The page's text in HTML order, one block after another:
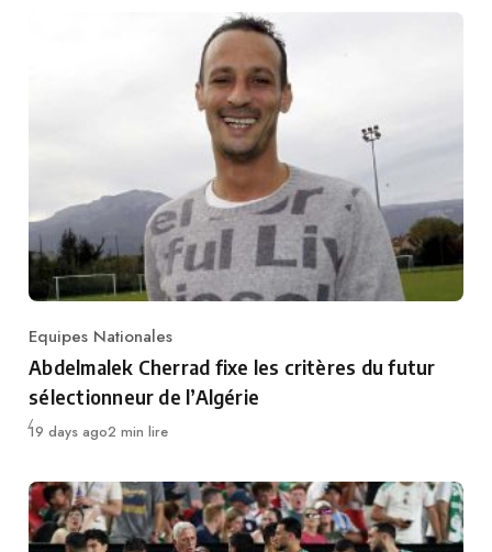
Category
Equipes Nationales
Abdelmalek Cherrad fixe les critères du futur
sélectionneur de l’Algérie
Publié
19 days ago2 min lire